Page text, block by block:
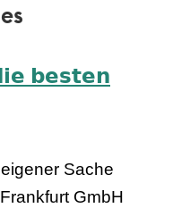
𝗯𝗲𝘀𝘁𝗲𝗻
Sache
GmbH